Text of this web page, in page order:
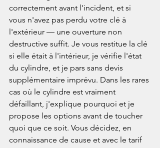
correctement avant l'incident, et si
vous n'avez pas perdu votre clé à
l'extérieur — une ouverture non
destructive suffit. Je vous restitue la clé
si elle était à l'intérieur, je vérifie l'état
du cylindre, et je pars sans devis
supplémentaire imprévu. Dans les rares
cas où le cylindre est vraiment
défaillant, j'explique pourquoi et je
propose les options avant de toucher
quoi que ce soit. Vous décidez, en
connaissance de cause et avec le tarif